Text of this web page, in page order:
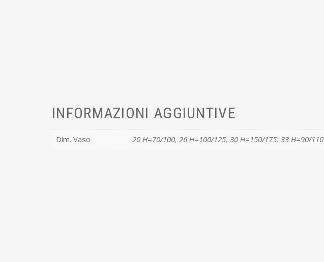
INFORMAZIONI AGGIUNTIVE
Dim. Vaso 20 H=70/100, 26 H=100/125, 30 H=150/175, 33 H=90/110